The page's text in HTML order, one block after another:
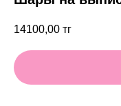
14100,00 тг